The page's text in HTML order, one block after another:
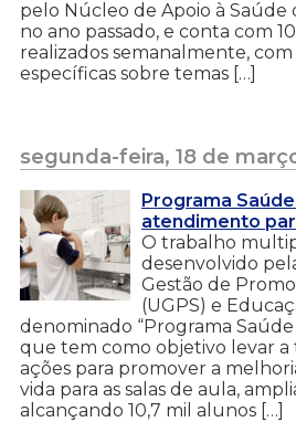
pelo Núcleo de Apoio à Saúde
no ano passado, e conta com
realizados semanalmente,
específicas sobre temas […]
segunda-feira, 18 de
Programa
atendimento
O trabalho
desenvolvido
Gestão de
(UGPS) e
denominado “Programa Saúde
que tem como objetivo levar a
ações para promover a
vida para as salas de aula,
alcançando 10,7 mil alunos […]